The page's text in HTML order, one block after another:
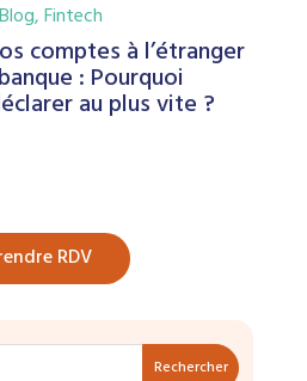
comptes à l’étranger
: Pourquoi
au plus vite ?
Blog,Fintech
RDV
Rechercher